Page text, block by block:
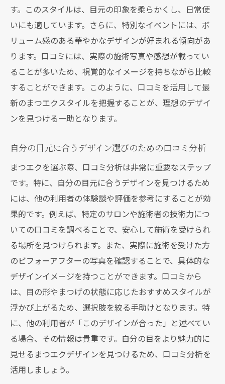
情報
口コミを通じた流行のまつエクデザインの
発見法
トレンドに敏感な口コミ情報を収集する方
法
口コミで見る人気のまつエクトレンド
トレンドデザインを追い求める際の口コミ
口コミを活用してまつエク施術者の技術力を見
極める
口コミから分かる施術者の技術レベルの判
断基準
技術力の高い施術者を口コミで見つける方
法
口コミを活用して施術者のスキルを確認す
る
施術者の技術力を口コミで検証するテクニ
ック
技術力の差を口コミから読み取るコツ
口コミで優れた技術を持つ施術者を選ぶ方
法
実際の体験談から学ぶまつエクデザイン選びの
ポイント
す。このスタイルは、目元の印象を柔らかくし、日常使
いにも適しています。さらに、特別なイベントには、ボ
リューム感のある華やかなデザインが好まれる傾向があ
ります。口コミには、実際の施術写真や感想が載ってい
ることが多いため、視覚的なイメージを持ちながら比較
することができます。このように、口コミを活用して最
新のまつエクスタイルを把握することが、理想のデザイ
ンを見つける一助となります。
自分の目元に合うデザイン選びのための口コミ分析
まつエクを選ぶ際、口コミ分析は非常に重要なステップ
です。特に、自分の目元に合うデザインを見つけるため
には、他の利用者の体験談や評価を参考にすることが効
果的です。例えば、特定のサロンや施術者の技術力につ
いての口コミを調べることで、安心して施術を受けられ
る場所を見つけられます。また、実際に施術を受けた方
のビフォーアフターの写真を確認することで、具体的な
デザインイメージを持つことができます。口コミから
は、目の形やまつげの状態に応じたおすすめスタイルが
浮かび上がるため、選択肢を絞る手助けとなります。特
に、他の利用者が「このデザインが合った」と述べてい
る場合、その情報は貴重です。自分の目をより魅力的に
見せるまつエクデザインを見つけるため、口コミ分析を
活用しましょう。